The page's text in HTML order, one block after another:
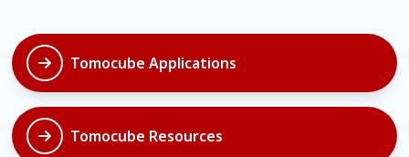
Tomocube Applications
Tomocube Resources